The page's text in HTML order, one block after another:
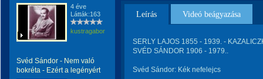
4 éve
Látták:163
kustragabor
Svéd Sándor - Nem való
bokréta - Ezért a legényért
Leírás Videó beágyazása
SERLY LAJOS 1855 - 1939. -
SVÉD SÁNDOR 1906 - 1979..
Svéd Sándor: Kék nefelejcs